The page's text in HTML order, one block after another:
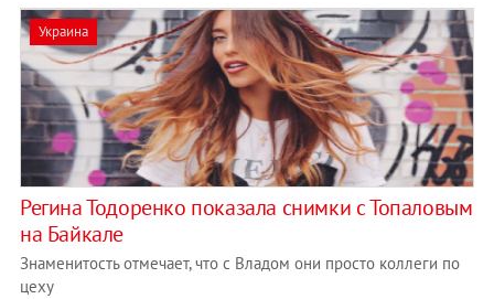
Украина
Регина Тодоренко показала снимки с Топаловым
на Байкале
Знаменитость отмечает, что с Владом они просто коллеги по
цеху